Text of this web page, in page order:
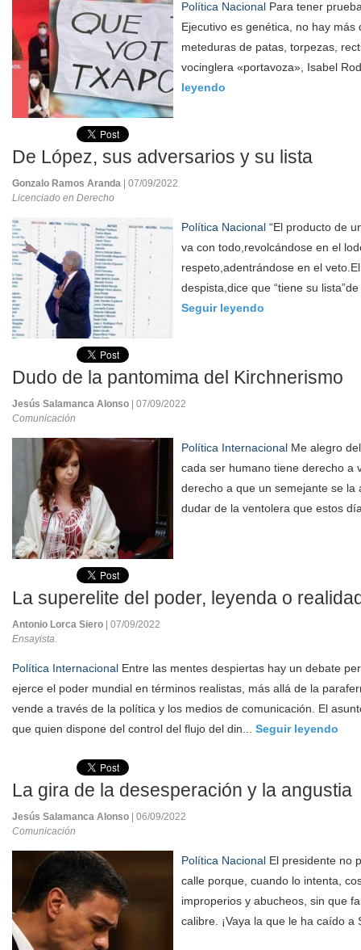
Política Nacional Para tener
Ejecutivo es genética, no hay más
meteduras de patas, torpezas,
vocinglera «portavoza», Isabel
leyendo
De López, sus adversarios y su lista
Gonzalo Ramos Aranda
| 07/09/2022
Licenciado en Derecho
Política Nacional “El producto de
va con todo,revolcándose en el
respeto,adentrándose en el
despista,dice que “tiene su
Seguir leyendo
Dudo de la pantomima del Kirchnerismo
Jesús Salamanca Alonso
| 07/09/2022
Comunicación
Política Internacional Me alegro
cada ser humano tiene derecho a
derecho a que un semejante se la
dudar de la ventolera que estos
La superelite del poder, leyenda o
Antonio Lorca Siero
| 07/09/2022
Ensayista.
Política Internacional Entre las mentes despiertas hay un debate
ejerce el poder mundial en términos realistas, más allá de la
vende a través de la política y los medios de comunicación. El
que quien dispone del control del flujo del din... Seguir leyendo
La gira de la desesperación y la angustia
Jesús Salamanca Alonso
| 06/09/2022
Comunicación
Política Nacional El presidente no
calle porque, cuando lo intenta,
improperios y abucheos, sin que
calibre. ¡Vaya la que le ha caído a